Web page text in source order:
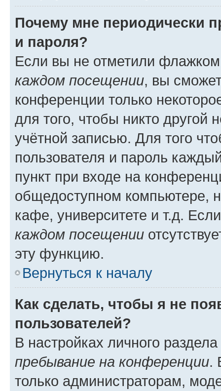
Почему мне периодически
и пароля?
Если вы не отметили
каждом посещении, вы
конференции только
для того, чтобы никто другой
учётной записью. Для того
пользователя и пароль
пункт при входе на
общедоступном компьютере,
кафе, университете и т.д.
каждом посещении
эту функцию.
Вернуться к началу
Как сделать, чтобы я не
пользователей?
В настройках личного
пребывание на конференции.
только администраторам,